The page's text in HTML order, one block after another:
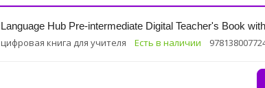
Language Hub Pre-intermediate Digital Teacher's Book
цифровая книга для учителя Есть в наличии